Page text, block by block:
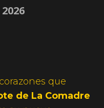
que
de La Comadre